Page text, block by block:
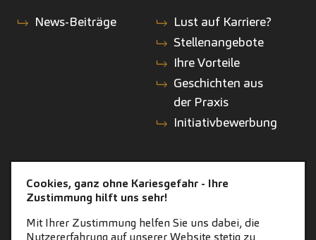
News-Beiträge
Lust auf Karriere?
Stellenangebote
Ihre Vorteile
Geschichten aus
der Praxis
Initiativbewerbung
Kontakt
Cookies, ganz ohne Kariesgefahr - Ihre
Zustimmung hilft uns sehr!
Mit Ihrer Zustimmung helfen Sie uns dabei, die
Nutzererfahrung auf unserer Website stetig zu